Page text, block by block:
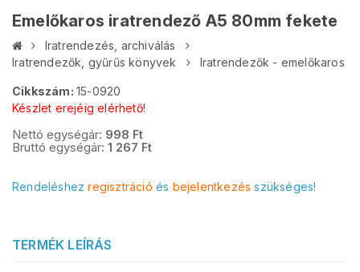
Emelőkaros iratrendező A5 80mm fekete
Iratrendezés, archiválás
Iratrendezők, gyűrűs könyvek
Iratrendezők - emelőkaros
Cikkszám: 15-0920
Készlet erejéig elérhető!
Nettó egységár: 998 Ft
Bruttó egységár: 1 267 Ft
Rendeléshezregisztráció és bejelentkezés szükséges!
TERMÉK LEÍRÁS